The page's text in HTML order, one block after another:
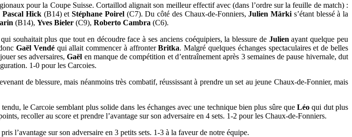
pour la Coupe Suisse. Cortaillod alignait son meilleur effectif avec (dans l’ordre sur la feuille de match) :
Pascal Hick(B14) et Stéphane Poirel(C7). Du côté des Chaux-de-Fonniers,Julien Märki s’étant blessé à la
(B14), Yves Bieler (C9), Roberto Cambra (C6).
souhaitait plus que tout en découdre face à ses anciens coéquipiers, la blessure de Julien ayant quelque peu
Gaël Vendéqui allait commencer à affronterBritka. Malgré quelques échanges spectaculaires et de belles
ses adversaires,Gaël en manque de compétition et d’entraînement après 3 semaines de pause hivernale, dut
1-0 pour les Carcoies.
de blessure, mais néanmoins très combatif, réussissant à prendre un set au jeune Chaux-de-Fonnier, mais
le Carcoie semblant plus solide dans les échanges avec une technique bien plus sûre queLéo qui dut plus
recoller au score et prendre l’avantage sur son adversaire en 4 sets. 1-2 pour les Chaux-de-Fonniers.
l’avantage sur son adversaire en 3 petits sets. 1-3 à la faveur de notre équipe.